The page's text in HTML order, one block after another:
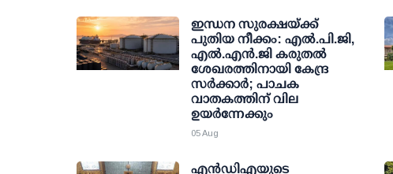
ഇന്ധന സുരക്ഷയ്ക്ക്
പുതിയ നീക്കം: എല്‍.പി.ജി,
എല്‍.എന്‍.ജി കരുതല്‍
ശേഖരത്തിനായി കേന്ദ്ര
സര്‍ക്കാര്‍; പാചക
വാതകത്തിന് വില
ഉയര്‍ന്നേക്കും
05 Aug
എന്‍ഡിഎയുടെ